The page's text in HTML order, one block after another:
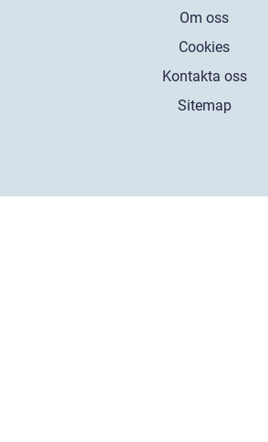
Om oss
Cookies
Kontakta oss
Sitemap